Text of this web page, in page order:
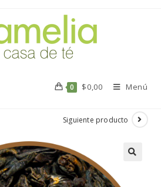
0 $0,00 Menú
Siguiente producto